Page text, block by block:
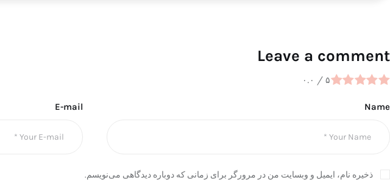
Leave a comment
۰.۰ / ۵
Name
E-mail
ذخیره نام، ایمیل و وبسایت من در مرورگر برای زمانی که دوباره دیدگاهی می‌نویسم.